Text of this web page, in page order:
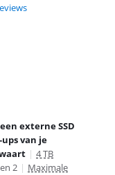
reviews.
externe SSD
van je
| 4 TB
2 | Maximale